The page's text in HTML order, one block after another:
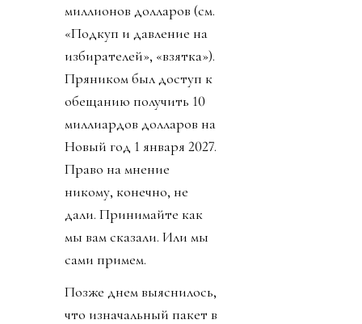
миллионов долларов (см.
«Подкуп и давление на
избирателей», «взятка»).
Пряником был доступ к
обещанию получить 10
миллиардов долларов на
Новый год 1 января 2027.
Право на мнение
никому, конечно, не
дали. Принимайте как
мы вам сказали. Или мы
сами примем.
Позже днем выяснилось,
что изначальный пакет в